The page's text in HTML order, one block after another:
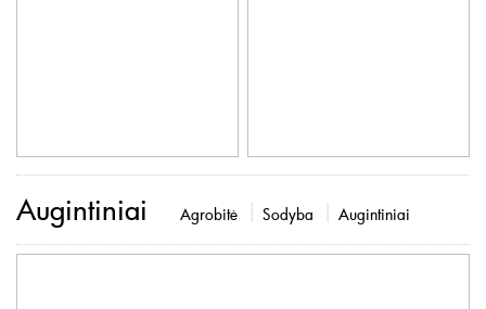
Augintiniai Agrobitė Sodyba Augintiniai